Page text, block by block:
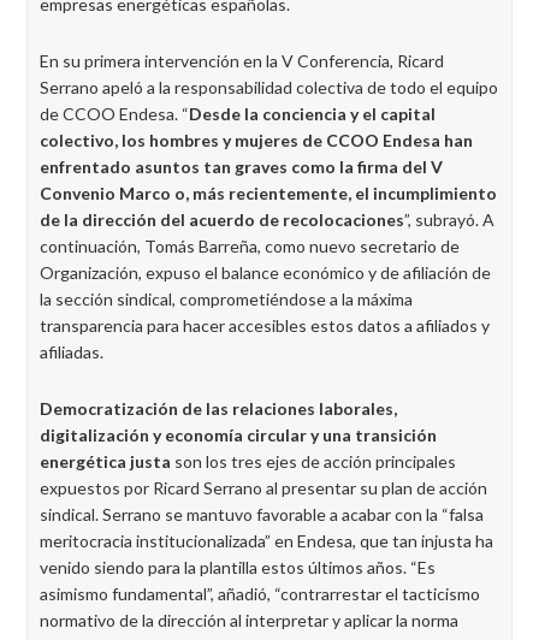
empresas energéticas españolas.
En su primera intervención en la V Conferencia, Ricard
Serrano apeló a la responsabilidad colectiva de todo el equipo
de CCOO Endesa. “Desde la conciencia y el capital
colectivo, los hombres y mujeres de CCOO Endesa han
enfrentado asuntos tan graves como la firma del V
Convenio Marco o, más recientemente, el incumplimiento
de la dirección del acuerdo de recolocaciones”, subrayó. A
continuación, Tomás Barreña, como nuevo secretario de
Organización, expuso el balance económico y de afiliación de
la sección sindical, comprometiéndose a la máxima
transparencia para hacer accesibles estos datos a afiliados y
afiliadas.
Democratización de las relaciones laborales,
digitalización y economía circular y una transición
energética justa son los tres ejes de acción principales
expuestos por Ricard Serrano al presentar su plan de acción
sindical. Serrano se mantuvo favorable a acabar con la “falsa
meritocracia institucionalizada” en Endesa, que tan injusta ha
venido siendo para la plantilla estos últimos años. “Es
asimismo fundamental”, añadió, “contrarrestar el tacticismo
normativo de la dirección al interpretar y aplicar la norma